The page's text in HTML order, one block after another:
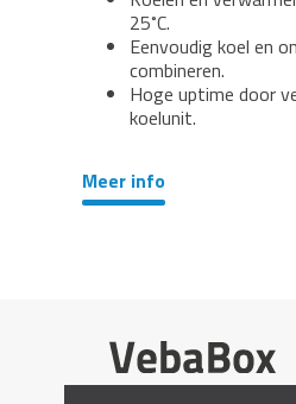
25˚C.
Eenvoudig koel en
combineren.
Hoge uptime door
koelunit.
Meer info